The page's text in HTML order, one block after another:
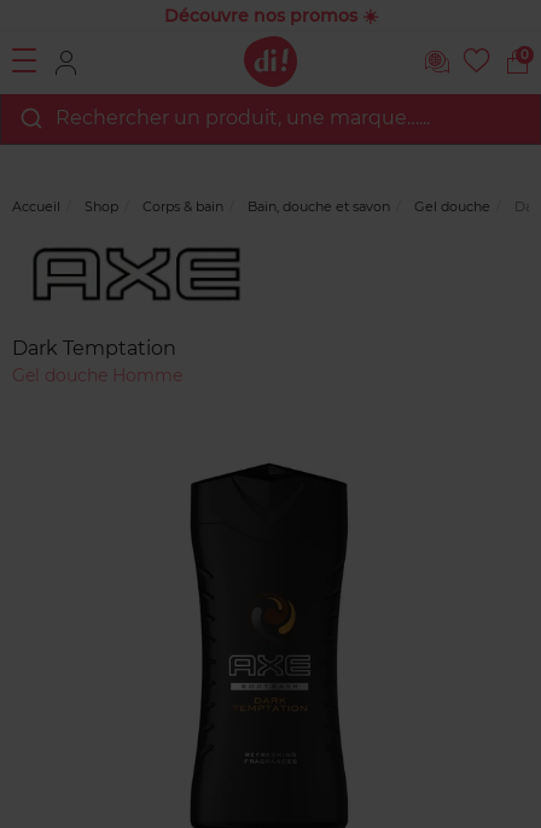
Découvre nos promos ☀️
0
Rechercher un produit, une marque…...
Accueil Shop Corps & bain Bain, douche et savon Gel douche
Marque
Dark Temptation
Gel douche Homme